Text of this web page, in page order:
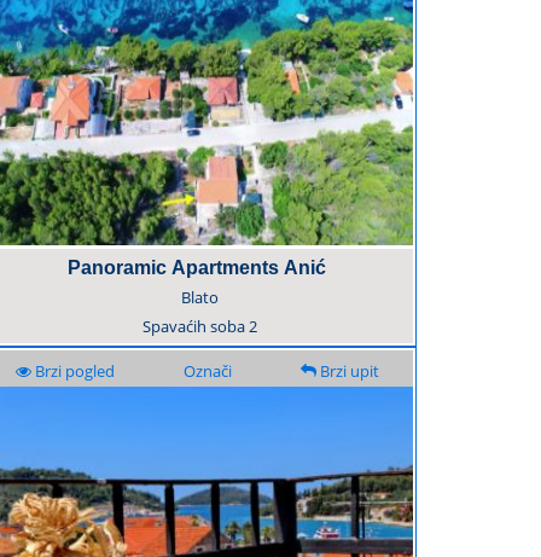
Panoramic Apartments Anić
Blato
Spavaćih soba2
Brzi pogled Označi Brzi upit